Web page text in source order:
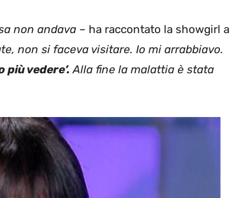
non andava – ha raccontato la showgirl a
non si faceva visitare. Io mi arrabbiavo.
vedere’. Alla fine la malattia è stata